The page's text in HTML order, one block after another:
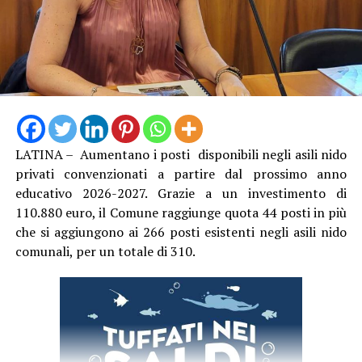
Possono
partecipare i
laureati che
abbiano
discusso
una tesi di
laurea
magistrale o
conseguito un diploma di specializzazione negli anni
accademici 2023/2024, 2024/2025 e 2025/2026 (entro il
31 agosto 2026), nelle facoltà di Architettura, Storia
dell’Arte, Lettere, Storia e Conservazione dei Beni
Culturali. Le tesi dovranno riguardare il restauro di beni
LATINA – Aumentano i posti disponibili negli asili nido
privati convenzionati a partire dal prossimo anno
educativo 2026-2027. Grazie a un investimento di
110.880 euro, il Comune raggiunge quota 44 posti in più
che si aggiungono ai 266 posti esistenti negli asili nido
comunali, per un totale di 310.